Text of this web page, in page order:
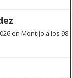
en Montijo a los 98